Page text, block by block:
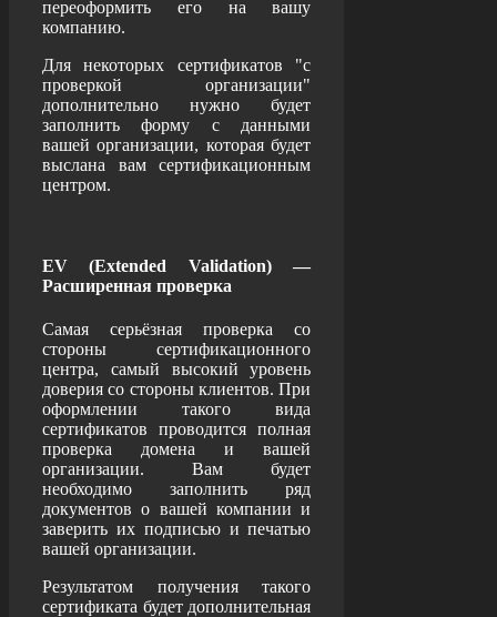
переоформить его на вашу
компанию.
Для некоторых сертификатов "с
проверкой организации"
дополнительно нужно будет
заполнить форму с данными
вашей организации, которая будет
выслана вам сертификационным
центром.
EV (Extended Validation) —
Расширенная проверка
Самая серьёзная проверка со
стороны сертификационного
центра, самый высокий уровень
доверия со стороны клиентов. При
оформлении такого вида
сертификатов проводится полная
проверка домена и вашей
организации. Вам будет
необходимо заполнить ряд
документов о вашей компании и
заверить их подписью и печатью
вашей организации.
Результатом получения такого
сертификата будет дополнительная